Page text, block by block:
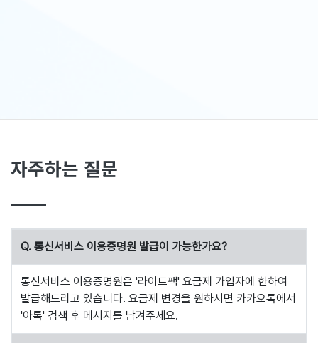
자주하는 질문
Q. 통신서비스 이용증명원 발급이 가능한가요?
통신서비스 이용증명원은 '라이트팩' 요금제 가입자에 한하여
발급해드리고 있습니다. 요금제 변경을 원하시면 카카오톡에서
'아톡' 검색 후 메시지를 남겨주세요.